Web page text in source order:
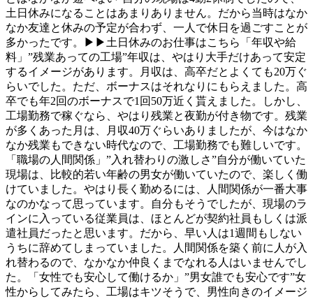
土日休みになることはあまりありません。だから当時はなか
なか友達と休みの予定が合わず、一人で休日を過ごすことが
多かったです。▶▶土日休みのお仕事はこちら「年収や給
料」”残業あっての工場”年収は、やはり大手だけあって安定
するイメージがあります。月収は、高卒だとよくても20万ぐ
らいでした。ただ、ボーナスはそれなりにもらえました。高
卒でも年2回のボーナスで1回50万近く貰えました。しかし、
工場勤務で稼ぐなら、やはり残業と夜勤が付き物です。残業
が多くあった月は、月収40万ぐらいありましたが、今はなか
なか残業もできない時代なので、工場勤務でも難しいです。
「職場の人間関係」”入れ替わりの激しさ”自分が働いていた
現場は、比較的若い年齢の男女が働いていたので、楽しく働
けていました。やはり長く勤めるには、人間関係が一番大事
なのかなって思っています。自分もそうでしたが、現場のラ
インに入っている従業員は、ほとんどが契約社員もしくは派
遣社員だったと思います。だから、早い人は1週間もしない
うちに辞めてしまっていました。人間関係を築く前に人が入
れ替わるので、なかなか仲良くまでなれる人はいませんでし
た。「女性でも安心して働けるか」”男女誰でも安心です”女
性からしてみたら、工場はキツそうで、男性向きのイメージ